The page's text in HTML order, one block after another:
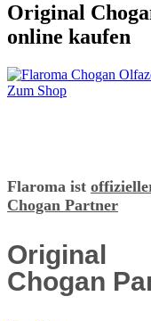
Original
online kaufen
Zum Shop
Flaroma ist
Chogan Partner
Original
Chogan